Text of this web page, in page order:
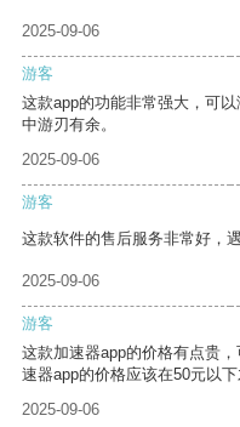
2025-09-06
游客
这款app的功能非常强大，可
中游刃有余。
2025-09-06
游客
这款软件的售后服务非常好，
2025-09-06
游客
这款加速器app的价格有点贵
速器app的价格应该在50元以下
2025-09-06